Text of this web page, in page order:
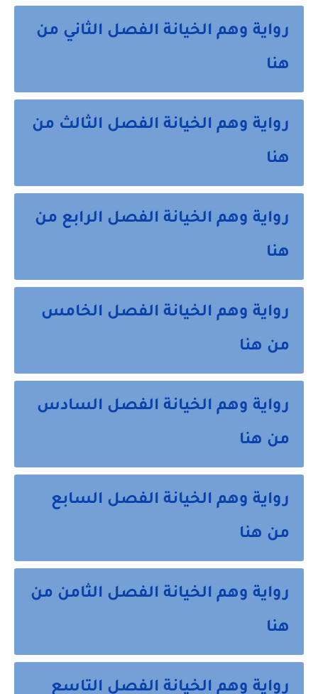
رواية وهم الخيانة الفصل الثاني من
هنا
رواية وهم الخيانة الفصل الثالث من
هنا
رواية وهم الخيانة الفصل الرابع من
هنا
رواية وهم الخيانة الفصل الخامس
من هنا
رواية وهم الخيانة الفصل السادس
من هنا
رواية وهم الخيانة الفصل السابع
من هنا
رواية وهم الخيانة الفصل الثامن من
هنا
رواية وهم الخيانة الفصل التاسع